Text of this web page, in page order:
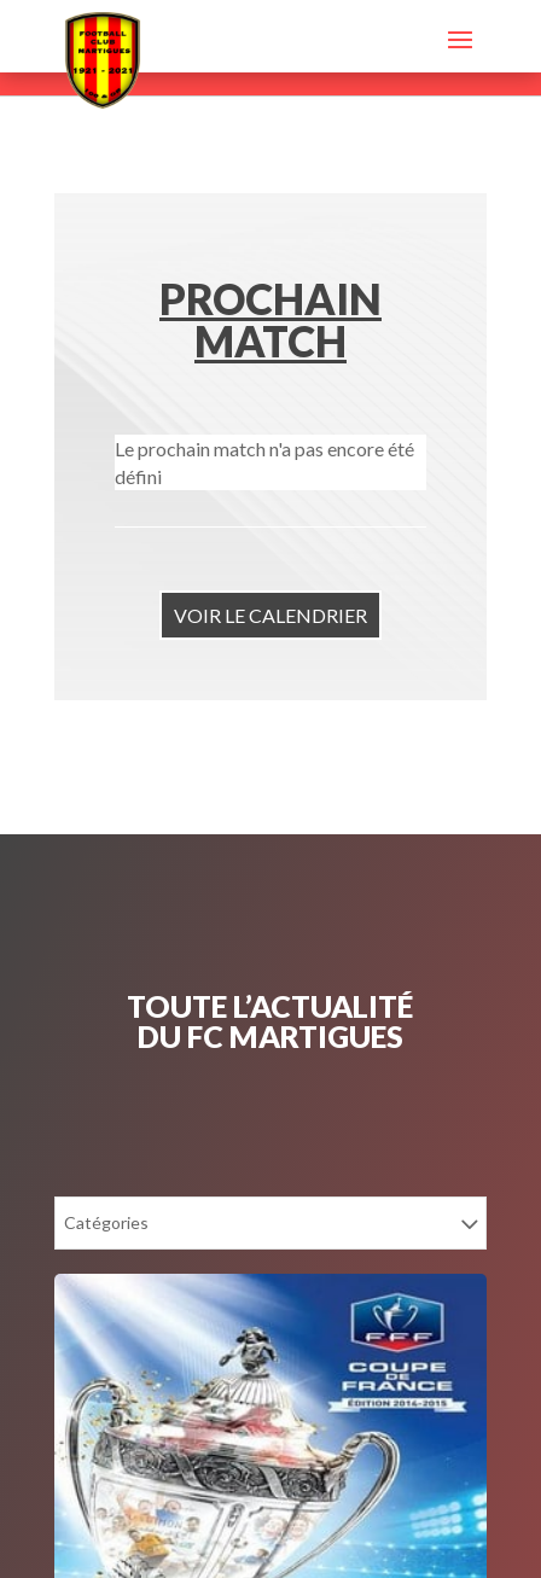
PROCHAIN
MATCH
Le prochain match n'a pas encore été
défini
VOIR LE CALENDRIER
TOUTE L’ACTUALITÉ
DU FC MARTIGUES
Catégories